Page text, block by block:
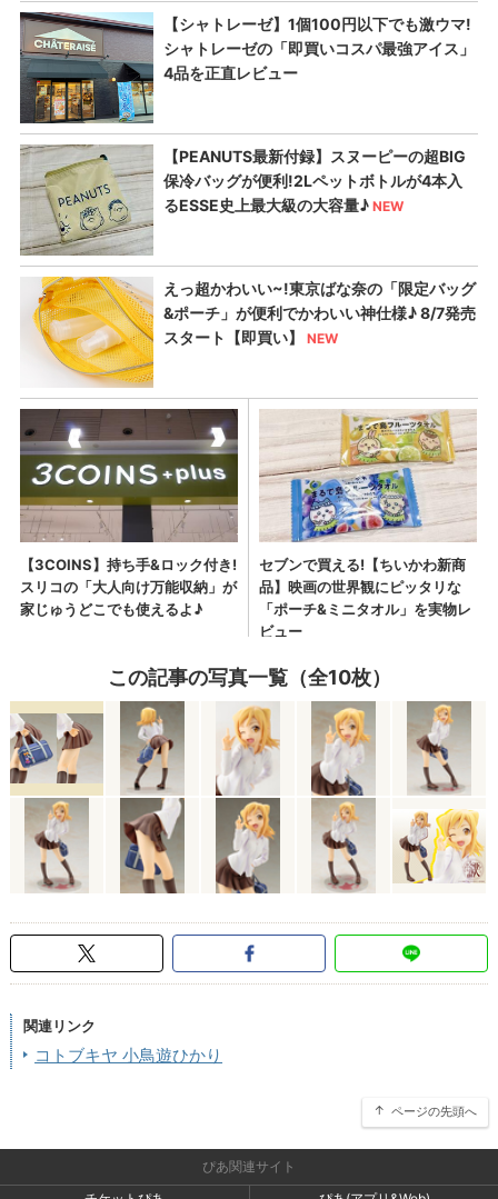
この記事の写真一覧（全10枚）
関連リンク
コトブキヤ 小鳥遊ひかり
ページの先頭へ
ぴあ関連サイト